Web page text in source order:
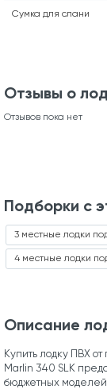
Сумка для слани
Отзывы о
Отзывов пока нет
Подборки с
3 местные лодки
4 местные лодки
Описание
Купить лодку ПВХ
Marlin 340 SLK
бюджетных